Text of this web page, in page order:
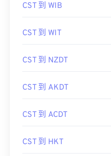
CST 到 WIB
CST 到 WIT
CST 到 NZDT
CST 到 AKDT
CST 到 ACDT
CST 到 HKT